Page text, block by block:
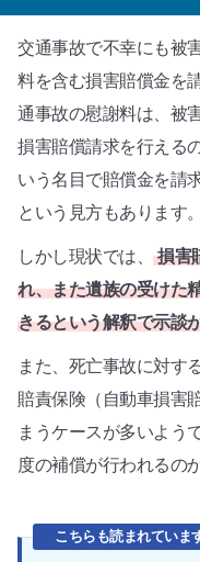
交通事故で不幸にも被
料を含む損害賠償金を
通事故の慰謝料は、被
損害賠償請求を行える
いう名目で賠償金を請
という見方もあります。
しかし現状では、
損害
れ、また遺族の受けた
きるという解釈で示談
また、死亡事故に対す
賠責保険（自動車損害
まうケースが多いよう
度の補償が行われるの
こちらも読まれていま